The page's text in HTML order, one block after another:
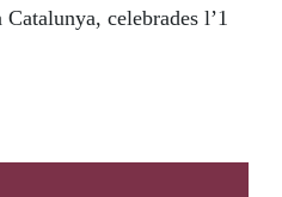
celebrades l’1